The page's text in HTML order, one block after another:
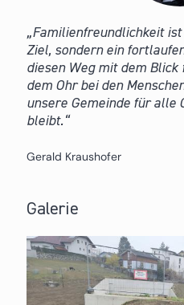
Familienfreundlichkeit
Ziel, sondern ein
diesen Weg mit dem Blick
dem Ohr bei den
unsere Gemeinde für alle
bleibt.
Gerald Kraushofer
Galerie